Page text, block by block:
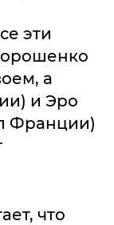
эти
а
и Эро
Франции)
что